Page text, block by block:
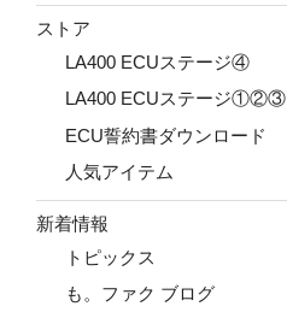
ストア
LA400 ECUステージ④
LA400 ECUステージ①②③
ECU誓約書ダウンロード
人気アイテム
新着情報
トピックス
も。ファク ブログ